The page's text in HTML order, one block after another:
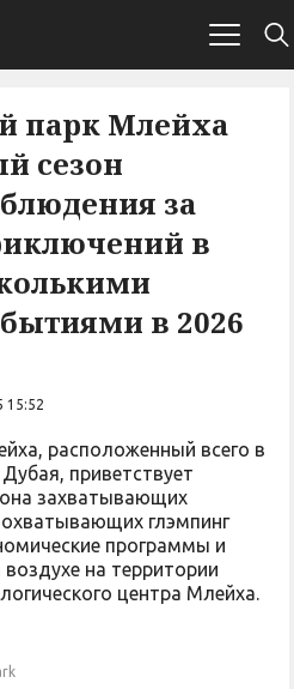
парк Млейха
сезон
за
в
в 2026
15:52
расположенный всего в
приветствует
захватывающих
глэмпинг
программы и
на территории
центра Млейха.